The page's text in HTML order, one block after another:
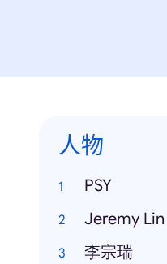
人物
PSY
Jeremy Lin
李宗瑞